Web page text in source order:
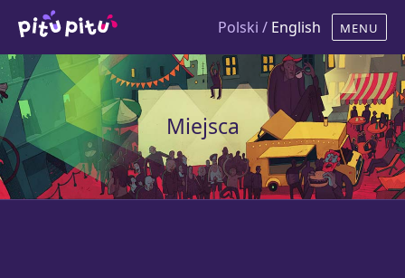
Polski / English
Miejsca